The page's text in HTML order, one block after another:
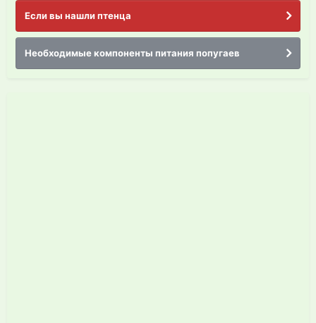
Если вы нашли птенца
Необходимые компоненты питания попугаев